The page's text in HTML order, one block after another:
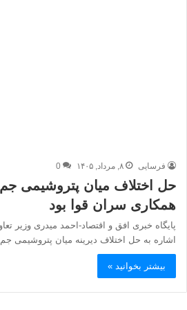
فرسایی ۸, مرداد, ۱۴۰۵ 0
حل اختلاف میان پتروشیمی
همکاری سران قوا بود
پایگاه خبری افق و اقتصاد-احمد میدری وزیر
اشاره به حل اختلاف دیرینه میان پتروشیمی
بیشتر بخوانید »